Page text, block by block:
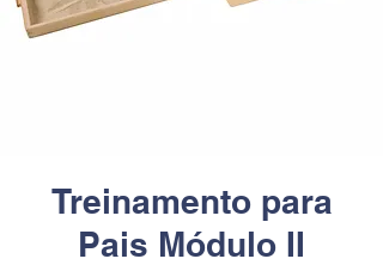
Treinamento para
Pais Módulo II